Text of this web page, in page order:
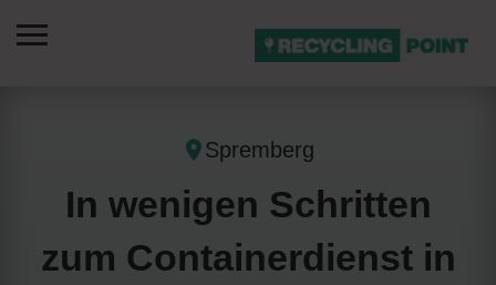
Spremberg
In wenigen Schritten
zum Containerdienst in